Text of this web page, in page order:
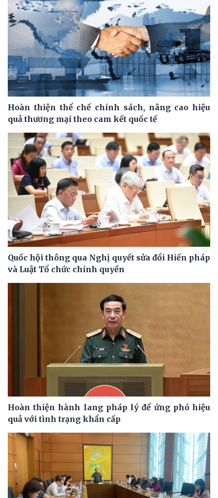
Hoàn thiện thể chế chính sách, nâng cao hiệu
quả thương mại theo cam kết quốc tế
Quốc hội thông qua Nghị quyết sửa đổi Hiến pháp
và Luật Tổ chức chính quyền
Hoàn thiện hành lang pháp lý để ứng phó hiệu
quả với tình trạng khẩn cấp